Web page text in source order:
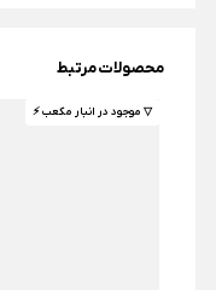
محصولات مرتبط
▽ موجود در انبار مکعب ⚡️